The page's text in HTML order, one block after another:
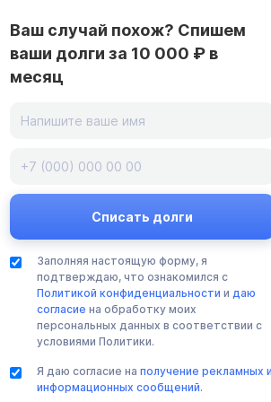
Ваш случай похож? Спишем
ваши долги за 10 000 ₽ в
месяц
Заполняя настоящую форму, я
подтверждаю, что ознакомился с
Политикой конфиденциальности и даю
согласие на обработку моих
персональных данных в соответствии с
условиями Политики.
Я даю согласие на получение рекламных
информационных сообщений.